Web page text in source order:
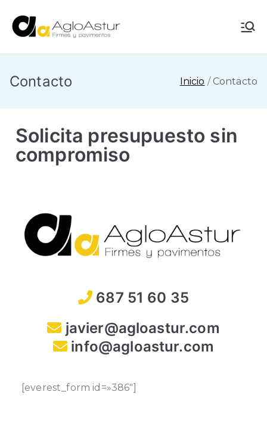
AgloAstur
pavimentación
Contacto Inicio Contacto
Solicita presupuesto sin
compromiso
687 51 60 35
javier@agloastur.com
info@agloastur.com
[everest_form id=»386″]